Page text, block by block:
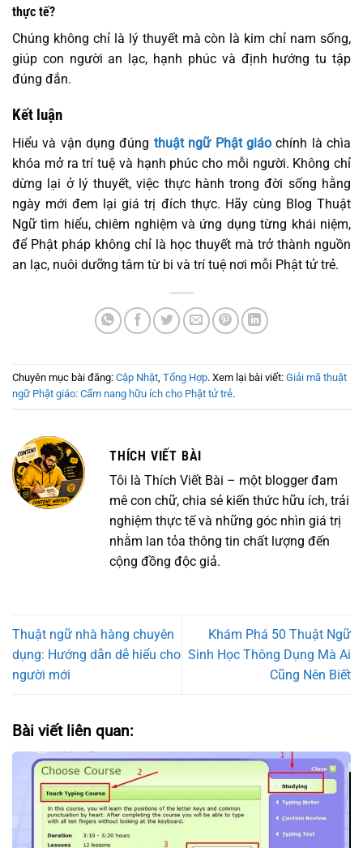
thực tế?
Chúng không chỉ là lý thuyết mà còn là kim chỉ nam sống,
giúp con người an lạc, hạnh phúc và định hướng tu tập
đúng đắn.
Kết luận
Hiểu và vận dụng đúng thuật ngữ Phật giáochính là chìa
khóa mở ra trí tuệ và hạnh phúc cho mỗi người. Không chỉ
dừng lại ở lý thuyết, việc thực hành trong đời sống hằng
ngày mới đem lại giá trị đích thực. Hãy cùng Blog Thuật
Ngữ tìm hiểu, chiêm nghiệm và ứng dụng từng khái niệm,
để Phật pháp không chỉ là học thuyết mà trở thành nguồn
an lạc, nuôi dưỡng tâm từ bi và trí tuệ nơi mỗi Phật tử trẻ.
Chuyên mục bài đăng: Cập Nhật, Tổng Hợp. Xem lại bài viết: Giải mã thuật
ngữ Phật giáo: Cẩm nang hữu ích cho Phật tử trẻ.
THÍCH VIẾT BÀI
Tôi là Thích Viết Bài – một blogger đam
mê con chữ, chia sẻ kiến thức hữu ích, trải
nghiệm thực tế và những góc nhìn giá trị
nhằm lan tỏa thông tin chất lượng đến
cộng đồng độc giả.
Thuật ngữ nhà hàng chuyên
dụng: Hướng dẫn dễ hiểu cho
người mới
Khám Phá 50 Thuật Ngữ
Sinh Học Thông Dụng Mà Ai
Cũng Nên Biết
Bài viết liên quan: